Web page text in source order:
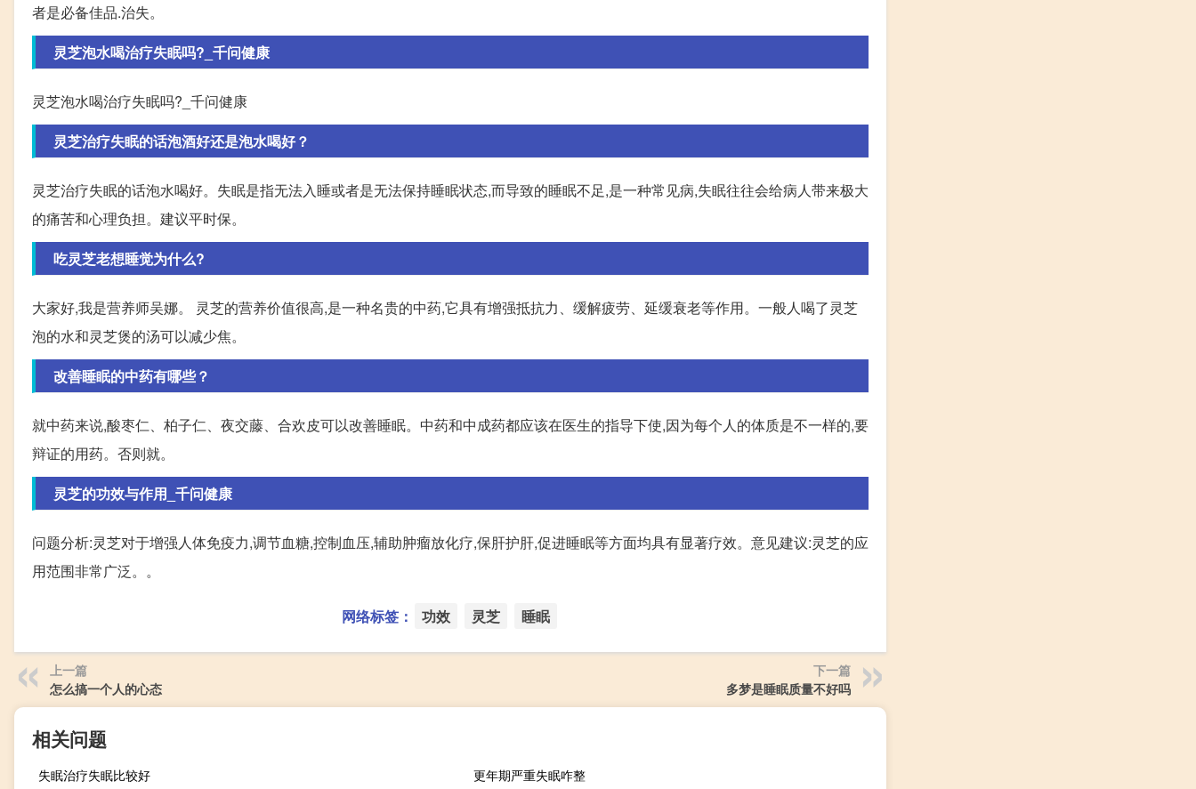
者是必备佳品.治失。
灵芝泡水喝治疗失眠吗?_千问健康
灵芝泡水喝治疗失眠吗?_千问健康
灵芝治疗失眠的话泡酒好还是泡水喝好？
灵芝治疗失眠的话泡水喝好。失眠是指无法入睡或者是无法保持睡眠状态,而导致的睡眠不足,是一种常见病,失眠往往会给病人带来极大
的痛苦和心理负担。建议平时保。
吃灵芝老想睡觉为什么?
大家好,我是营养师吴娜。 灵芝的营养价值很高,是一种名贵的中药,它具有增强抵抗力、缓解疲劳、延缓衰老等作用。一般人喝了灵芝
泡的水和灵芝煲的汤可以减少焦。
改善睡眠的中药有哪些？
就中药来说,酸枣仁、柏子仁、夜交藤、合欢皮可以改善睡眠。中药和中成药都应该在医生的指导下使,因为每个人的体质是不一样的,要
辩证的用药。否则就。
灵芝的功效与作用_千问健康
问题分析:灵芝对于增强人体免疫力,调节血糖,控制血压,辅助肿瘤放化疗,保肝护肝,促进睡眠等方面均具有显著疗效。意见建议:灵芝的应
用范围非常广泛。。
网络标签： 功效 灵芝 睡眠
上一篇
怎么搞一个人的心态
下一篇
多梦是睡眠质量不好吗
相关问题
失眠治疗失眠比较好 更年期严重失眠咋整